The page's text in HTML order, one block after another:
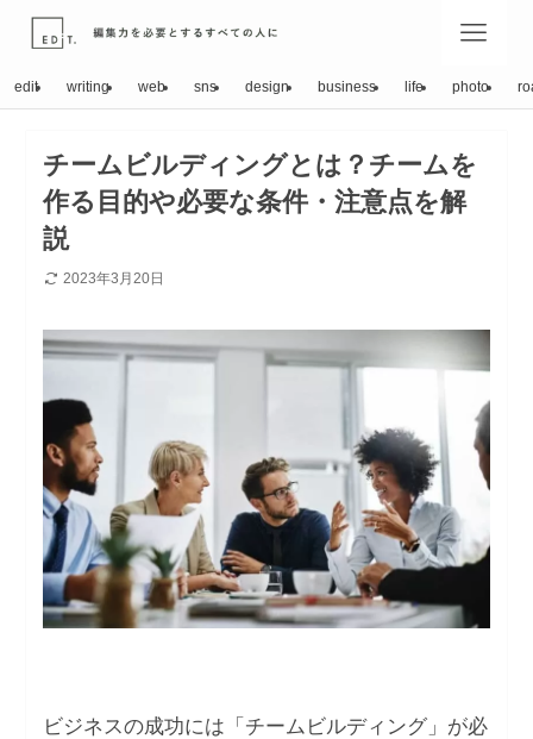
edit writing web sns design business life photo
チームビルディングとは？チームを
作る目的や必要な条件・注意点を解
説
2023年3月20日
ビジネスの成功には「チームビルディング」が必